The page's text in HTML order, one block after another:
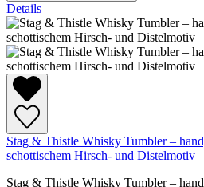
Details
Stag & Thistle Whisky Tumbler –
schottischem Hirsch- und Distelmotiv
Stag & Thistle Whisky Tumbler –